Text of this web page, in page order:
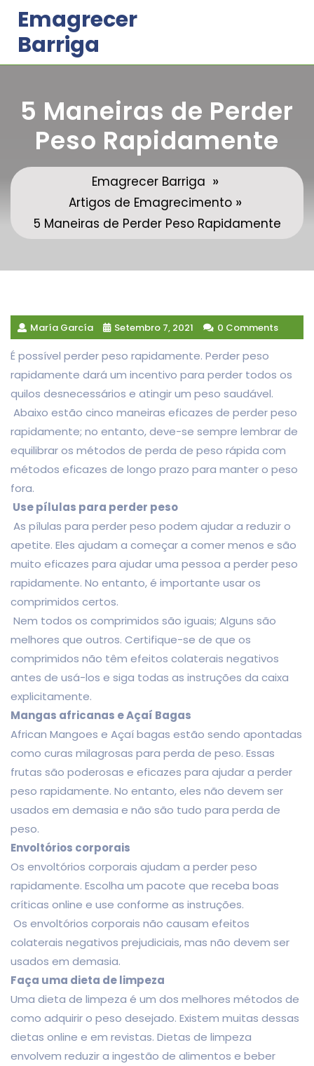
content
Emagrecer
Barriga
5 Maneiras de Perder
Peso Rapidamente
Emagrecer Barriga »
Artigos de Emagrecimento »
5 Maneiras de Perder Peso Rapidamente
María García Setembro 7, 2021 0 Comments
É possível perder peso rapidamente. Perder peso
rapidamente dará um incentivo para perder todos os
quilos desnecessários e atingir um peso saudável.
Abaixo estão cinco maneiras eficazes de perder peso
rapidamente; no entanto, deve-se sempre lembrar de
equilibrar os métodos de perda de peso rápida com
métodos eficazes de longo prazo para manter o peso
fora.
Use pílulas para perder peso
As pílulas para perder peso podem ajudar a reduzir o
apetite. Eles ajudam a começar a comer menos e são
muito eficazes para ajudar uma pessoa a perder peso
rapidamente. No entanto, é importante usar os
comprimidos certos.
Nem todos os comprimidos são iguais; Alguns são
melhores que outros. Certifique-se de que os
comprimidos não têm efeitos colaterais negativos
antes de usá-los e siga todas as instruções da caixa
explicitamente.
Mangas africanas e Açaí Bagas
African Mangoes e Açaí bagas estão sendo apontadas
como curas milagrosas para perda de peso. Essas
frutas são poderosas e eficazes para ajudar a perder
peso rapidamente. No entanto, eles não devem ser
usados em demasia e não são tudo para perda de
peso.
Envoltórios corporais
Os envoltórios corporais ajudam a perder peso
rapidamente. Escolha um pacote que receba boas
críticas online e use conforme as instruções.
Os envoltórios corporais não causam efeitos
colaterais negativos prejudiciais, mas não devem ser
usados em demasia.
Faça uma dieta de limpeza
Uma dieta de limpeza é um dos melhores métodos de
como adquirir o peso desejado. Existem muitas dessas
dietas online e em revistas. Dietas de limpeza
envolvem reduzir a ingestão de alimentos e beber